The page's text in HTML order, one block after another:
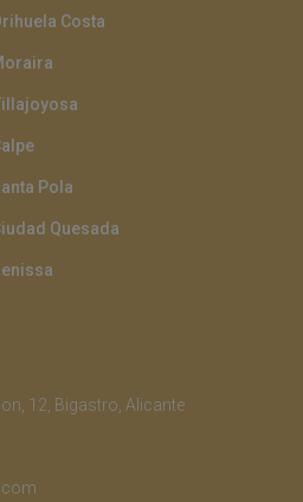
Costa
Pola
Quesada
12, Bigastro, Alicante